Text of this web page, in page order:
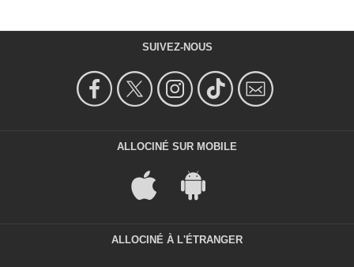
SUIVEZ-NOUS
ALLOCINÉ SUR MOBILE
ALLOCINÉ À L'ÉTRANGER